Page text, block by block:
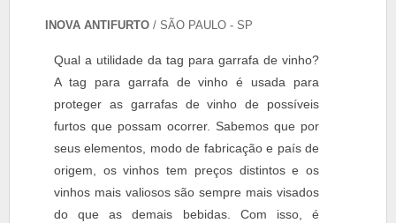
INOVA ANTIFURTO / SÃO PAULO - SP
Qual a utilidade da tag para garrafa de vinho?
A tag para garrafa de vinho é usada para
proteger as garrafas de vinho de possíveis
furtos que possam ocorrer. Sabemos que por
seus elementos, modo de fabricação e país de
origem, os vinhos tem preços distintos e os
vinhos mais valiosos são sempre mais visados
do que as demais bebidas. Com isso, é